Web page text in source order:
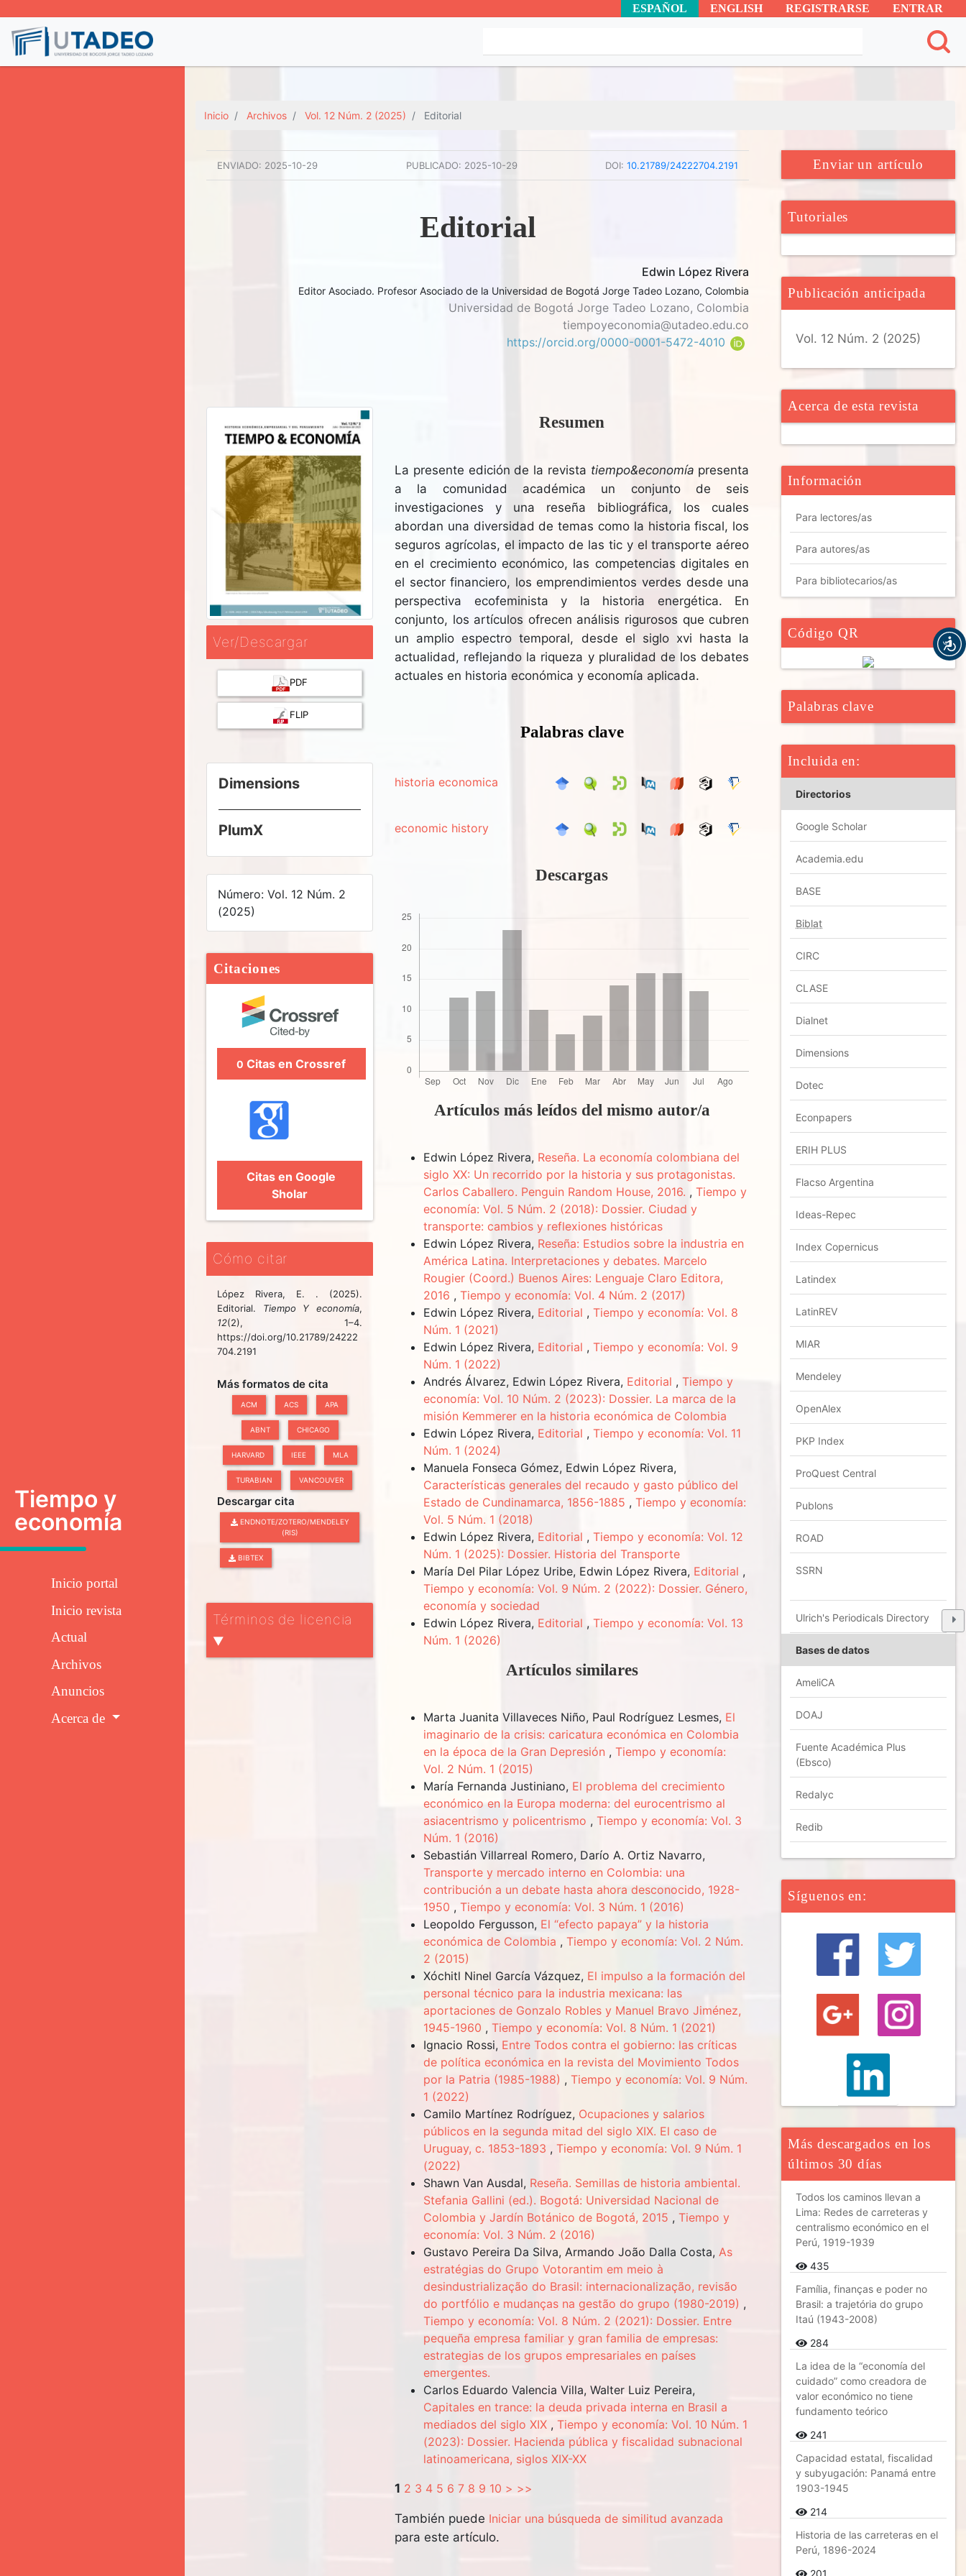
ESPAÑOL ENGLISH REGISTRARSE ENTRAR
Tiempo y
economía
Inicio portal
Inicio revista
Actual
Archivos
Anuncios
Acerca de
Inicio Archivos Vol. 12 Núm. 2 (2025) Editorial
ENVIADO: 2025-10-29 PUBLICADO: 2025-10-29 DOI:10.21789/24222704.2191
Editorial
Edwin López Rivera
Editor Asociado. Profesor Asociado de la Universidad de Bogotá Jorge Tadeo Lozano, Colombia
Universidad de Bogotá Jorge Tadeo Lozano, Colombia
tiempoyeconomia@utadeo.edu.co
https://orcid.org/0000-0001-5472-4010
Ver/Descargar
PDF
FLIP
Dimensions
PlumX
Número: Vol. 12 Núm. 2
(2025)
Citaciones
0 Citas en Crossref
Citas en Google
Sholar
Cómo citar
López Rivera, E. . (2025).
Editorial. Tiempo Y economía,
12(2), 1–4.
https://doi.org/10.21789/24222
704.2191
Más formatos de cita
ACM ACS APA
ABNT CHICAGO
HARVARD IEEE MLA
TURABIAN VANCOUVER
Descargar cita
ENDNOTE/ZOTERO/MENDELEY
(RIS)
BIBTEX
Términos de licencia
▼
Resumen
La presente edición de la revista tiempo&economía presenta
a la comunidad académica un conjunto de seis
investigaciones y una reseña bibliográfica, los cuales
abordan una diversidad de temas como la historia fiscal, los
seguros agrícolas, el impacto de las tic y el transporte aéreo
en el crecimiento económico, las competencias digitales en
el sector financiero, los emprendimientos verdes desde una
perspectiva ecofeminista y la historia energética. En
conjunto, los artículos ofrecen análisis rigurosos que cubren
un amplio espectro temporal, desde el siglo xvi hasta la
actualidad, reflejando la riqueza y pluralidad de los debates
actuales en historia económica y economía aplicada.
Palabras clave
historia economica
economic history
Descargas
Artículos más leídos del mismo autor/a
Edwin López Rivera, Reseña. La economía colombiana del
siglo XX: Un recorrido por la historia y sus protagonistas.
Carlos Caballero. Penguin Random House, 2016. , Tiempo y
economía: Vol. 5 Núm. 2 (2018): Dossier. Ciudad y
transporte: cambios y reflexiones históricas
Edwin López Rivera, Reseña: Estudios sobre la industria en
América Latina. Interpretaciones y debates. Marcelo
Rougier (Coord.) Buenos Aires: Lenguaje Claro Editora,
2016 , Tiempo y economía: Vol. 4 Núm. 2 (2017)
Edwin López Rivera, Editorial , Tiempo y economía: Vol. 8
Núm. 1 (2021)
Edwin López Rivera, Editorial , Tiempo y economía: Vol. 9
Núm. 1 (2022)
Andrés Álvarez, Edwin López Rivera, Editorial , Tiempo y
economía: Vol. 10 Núm. 2 (2023): Dossier. La marca de la
misión Kemmerer en la historia económica de Colombia
Edwin López Rivera, Editorial , Tiempo y economía: Vol. 11
Núm. 1 (2024)
Manuela Fonseca Gómez, Edwin López Rivera,
Características generales del recaudo y gasto público del
Estado de Cundinamarca, 1856-1885 , Tiempo y economía:
Vol. 5 Núm. 1 (2018)
Edwin López Rivera, Editorial , Tiempo y economía: Vol. 12
Núm. 1 (2025): Dossier. Historia del Transporte
María Del Pilar López Uribe, Edwin López Rivera, Editorial ,
Tiempo y economía: Vol. 9 Núm. 2 (2022): Dossier. Género,
economía y sociedad
Edwin López Rivera, Editorial , Tiempo y economía: Vol. 13
Núm. 1 (2026)
Artículos similares
Marta Juanita Villaveces Niño, Paul Rodríguez Lesmes, El
imaginario de la crisis: caricatura económica en Colombia
en la época de la Gran Depresión , Tiempo y economía:
Vol. 2 Núm. 1 (2015)
María Fernanda Justiniano, El problema del crecimiento
económico en la Europa moderna: del eurocentrismo al
asiacentrismo y policentrismo , Tiempo y economía: Vol. 3
Núm. 1 (2016)
Sebastián Villarreal Romero, Darío A. Ortiz Navarro,
Transporte y mercado interno en Colombia: una
contribución a un debate hasta ahora desconocido, 1928-
1950 , Tiempo y economía: Vol. 3 Núm. 1 (2016)
Leopoldo Fergusson, El “efecto papaya” y la historia
económica de Colombia , Tiempo y economía: Vol. 2 Núm.
2 (2015)
Xóchitl Ninel García Vázquez, El impulso a la formación del
personal técnico para la industria mexicana: las
aportaciones de Gonzalo Robles y Manuel Bravo Jiménez,
1945-1960 , Tiempo y economía: Vol. 8 Núm. 1 (2021)
Ignacio Rossi, Entre Todos contra el gobierno: las críticas
de política económica en la revista del Movimiento Todos
por la Patria (1985-1988) , Tiempo y economía: Vol. 9 Núm.
1 (2022)
Camilo Martínez Rodríguez, Ocupaciones y salarios
públicos en la segunda mitad del siglo XIX. El caso de
Uruguay, c. 1853-1893 , Tiempo y economía: Vol. 9 Núm. 1
(2022)
Shawn Van Ausdal, Reseña. Semillas de historia ambiental.
Stefania Gallini (ed.). Bogotá: Universidad Nacional de
Colombia y Jardín Botánico de Bogotá, 2015 , Tiempo y
economía: Vol. 3 Núm. 2 (2016)
Gustavo Pereira Da Silva, Armando João Dalla Costa, As
estratégias do Grupo Votorantim em meio à
desindustrialização do Brasil: internacionalização, revisão
do portfólio e mudanças na gestão do grupo (1980-2019) ,
Tiempo y economía: Vol. 8 Núm. 2 (2021): Dossier. Entre
pequeña empresa familiar y gran familia de empresas:
estrategias de los grupos empresariales en países
emergentes.
Carlos Eduardo Valencia Villa, Walter Luiz Pereira,
Capitales en trance: la deuda privada interna en Brasil a
mediados del siglo XIX , Tiempo y economía: Vol. 10 Núm. 1
(2023): Dossier. Hacienda pública y fiscalidad subnacional
latinoamericana, siglos XIX-XX
1 2 3 4 5 6 7 8 9 10 > >>
También puede Iniciar una búsqueda de similitud avanzada
para este artículo.
Enviar un artículo
Tutoriales
Publicación anticipada
Vol. 12 Núm. 2 (2025)
Acerca de esta revista
Información
Para lectores/as
Para autores/as
Para bibliotecarios/as
Código QR
Palabras clave
Incluida en:
Directorios
Google Scholar
Academia.edu
BASE
Biblat
CIRC
CLASE
Dialnet
Dimensions
Dotec
Econpapers
ERIH PLUS
Flacso Argentina
Ideas-Repec
Index Copernicus
Latindex
LatinREV
MIAR
Mendeley
OpenAlex
PKP Index
ProQuest Central
Publons
ROAD
SSRN
Ulrich's Periodicals Directory
Bases de datos
AmeliCA
DOAJ
Fuente Académica Plus
(Ebsco)
Redalyc
Redib
Síguenos en:
Más descargados en los
últimos 30 días
Todos los caminos llevan a
Lima: Redes de carreteras y
centralismo económico en el
Perú, 1919-1939
435
Família, finanças e poder no
Brasil: a trajetória do grupo
Itaú (1943-2008)
284
La idea de la “economía del
cuidado” como creadora de
valor económico no tiene
fundamento teórico
241
Capacidad estatal, fiscalidad
y subyugación: Panamá entre
1903-1945
214
Historia de las carreteras en el
Perú, 1896-2024
201